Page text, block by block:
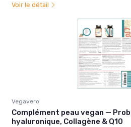
Voir le détail
Vegavero
Complément peau vegan —
hyaluronique, Collagène & Q10